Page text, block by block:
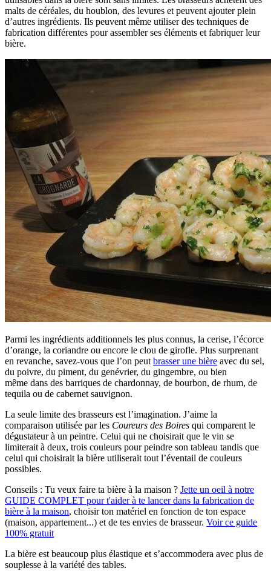
malts de céréales, du houblon, des levures et peuvent ajouter plein
d’autres ingrédients. Ils peuvent même utiliser des techniques de
fabrication différentes pour assembler ses éléments et fabriquer leur
bière.
Parmi les ingrédients additionnels les plus connus, la cerise, l’écorce
d’orange, la coriandre ou encore le clou de girofle. Plus surprenant
en revanche, savez-vous que l’on peut brasser une bière avec du sel,
du poivre, du piment, du genévrier, du gingembre, ou bien
même dans des barriques de chardonnay, de bourbon, de rhum, de
tequila ou de cabernet sauvignon.
La seule limite des brasseurs est l’imagination. J’aime la
comparaison utilisée par les Coureurs des Boires qui comparent le
dégustateur à un peintre. Celui qui ne choisirait que le vin se
limiterait à deux, trois couleurs pour peindre son tableau tandis que
celui qui choisirait la bière utiliserait tout l’éventail de couleurs
possibles.
Conseils : Tu veux faire ta bière à la maison ? Jette un oeil à notre
GUIDE COMPLET pour t'aider à te lancer dans la fabrication de
bière à la maison, choisir ton matériel en fonction de ton espace
(maison, appartement...) et de tes envies de brasseur. Voir ce guide
100% gratuit
La bière est beaucoup plus élastique et s’accommodera avec plus de
souplesse à la variété des tables.